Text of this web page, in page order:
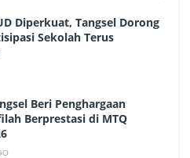
Diperkuat, Tangsel Dorong
Sekolah Terus
Beri Penghargaan
Berprestasi di MTQ